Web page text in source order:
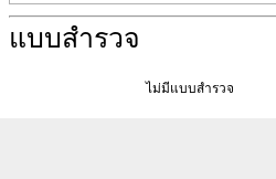
แบบสำรวจ
ไม่มีแบบสำรวจ